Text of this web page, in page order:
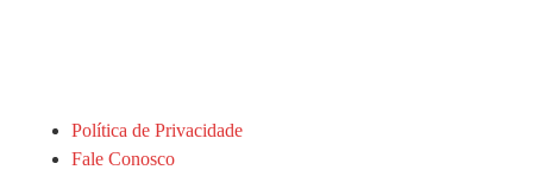
Política de Privacidade
Fale Conosco